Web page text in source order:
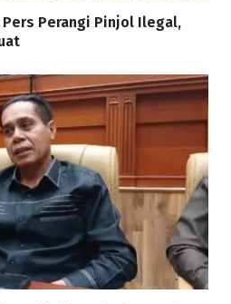
Pers Perangi Pinjol Ilegal,